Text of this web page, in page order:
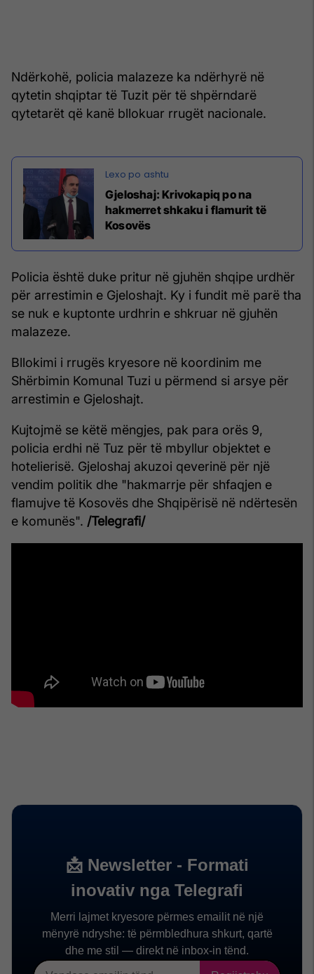
Ndërkohë, policia malazeze ka ndërhyrë në
qytetin shqiptar të Tuzit për të shpërndarë
qytetarët që kanë bllokuar rrugët nacionale.
Gjeloshaj: Krivokapiq po na
hakmerret shkaku i flamurit të
Kosovës
Policia është duke pritur në gjuhën shqipe urdhër
për arrestimin e Gjeloshajt. Ky i fundit më parë tha
se nuk e kuptonte urdhrin e shkruar në gjuhën
malazeze.
Bllokimi i rrugës kryesore në koordinim me
Shërbimin Komunal Tuzi u përmend si arsye për
arrestimin e Gjeloshajt.
Kujtojmë se këtë mëngjes, pak para orës 9,
policia erdhi në Tuz për të mbyllur objektet e
hotelierisë. Gjeloshaj akuzoi qeverinë për një
vendim politik dhe "hakmarrje për shfaqjen e
flamujve të Kosovës dhe Shqipërisë në ndërtesën
e komunës". /Telegrafi/